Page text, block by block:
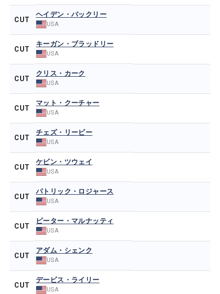
CUT
ヘイデン・バックリー
USA
CUT
キーガン・ブラッドリー
USA
CUT
クリス・カーク
USA
CUT
マット・クーチャー
USA
CUT
チェズ・リービー
USA
CUT
ケビン・ツウェイ
USA
CUT
パトリック・ロジャース
USA
CUT
ピーター・マルナッティ
USA
CUT
アダム・シェンク
USA
CUT
デービス・ライリー
USA